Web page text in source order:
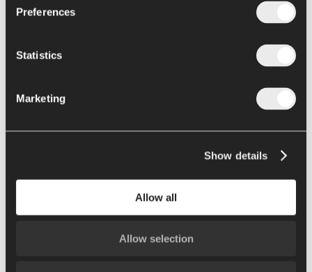
Preferences
Statistics
Marketing
Show details
Allow all
Allow selection
Cucina all in one Chef
News
Home